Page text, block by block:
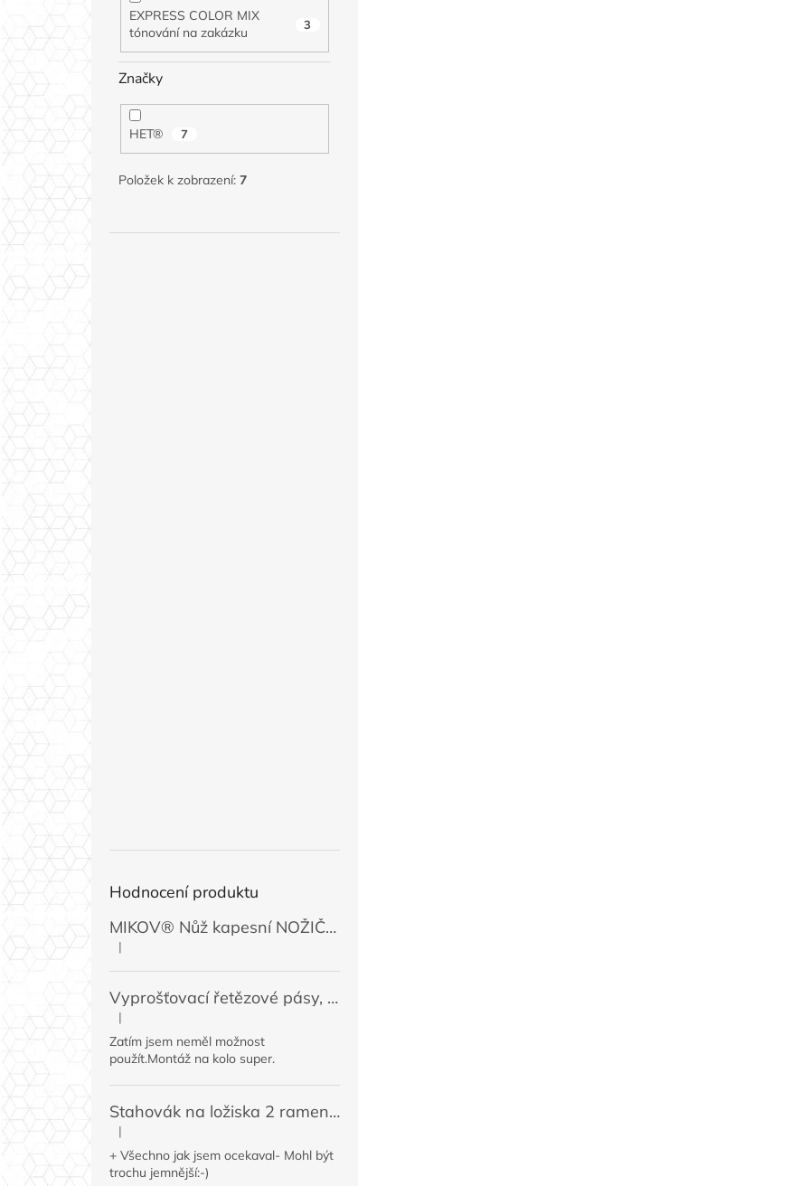
EXPRESS COLOR MIX
tónování na zakázku
3
Značky
HET® 7
Položek k zobrazení: 7
Hodnocení produktu
MIKOV® Nůž kapesní NOŽIČKA 131-NZn-1 zavírací, 74 mm
Hodnocení produktu je 5 z 5 hvězdiček.
|
Vyprošťovací řetězové pásy, 2 ks
Hodnocení produktu je 5 z 5 hvězdiček.
|
Zatím jsem neměl možnost
použít.Montáž na kolo super.
Stahovák na ložiska 2 ramenný MINI 50 / 60 mm
Hodnocení produktu je 4 z 5 hvězdiček.
|
+ Všechno jak jsem ocekaval- Mohl být
trochu jemnější:-)